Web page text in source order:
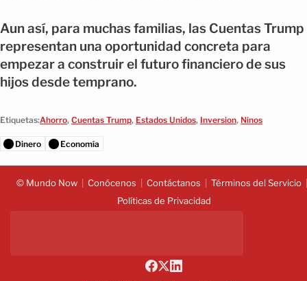
Aun así, para muchas familias, las Cuentas Trump
representan una oportunidad concreta para
empezar a construir el futuro financiero de sus
hijos desde temprano.
Etiquetas:Ahorro, Cuentas Trump, Estados Unidos, Inversion, Ninos
Dinero Economía
© Mundo Now Conócenos Contáctanos
Términos del Servicio
Políticas de Privacidad